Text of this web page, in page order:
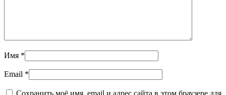
Имя *
Email *
Сохранить моё имя, email и адрес сайта в этом браузере для